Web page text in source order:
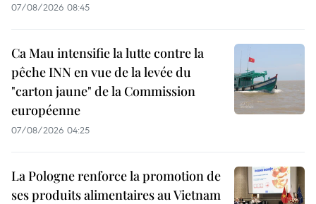
07/08/2026 08:45
Ca Mau intensifie la lutte contre la
pêche INN en vue de la levée du
"carton jaune" de la Commission
européenne
07/08/2026 04:25
La Pologne renforce la promotion de
ses produits alimentaires au Vietnam